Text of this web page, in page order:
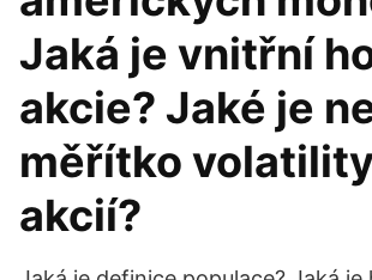
Jaká je vnitřní
akcie? Jaké je
měřítko
akcií?